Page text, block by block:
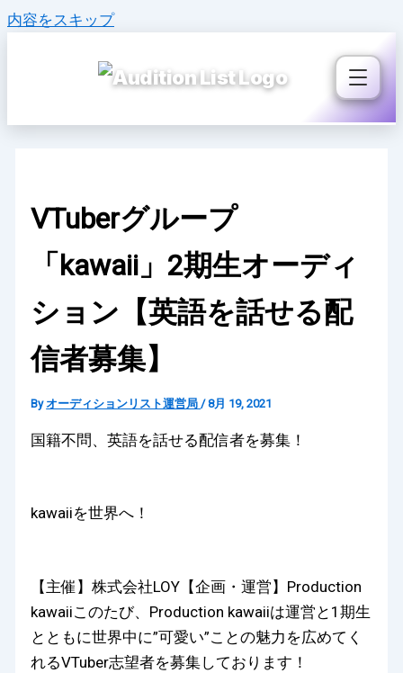
内容をスキップ
VTuberグループ
「kawaii」2期生オーディ
ション【英語を話せる配
信者募集】
Byオーディションリスト運営局 /8月 19, 2021
国籍不問、英語を話せる配信者を募集！
kawaiiを世界へ！
【主催】株式会社LOY【企画・運営】Production
kawaiiこのたび、Production kawaiiは運営と1期生
とともに世界中に”可愛い”ことの魅力を広めてく
れるVTuber志望者を募集しております！